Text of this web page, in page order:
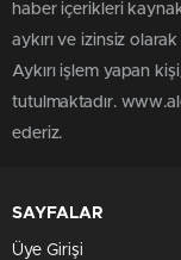
haber içerikleri
aykırı ve izinsiz
Aykırı işlem yapan
tutulmaktadır.
ederiz.
SAYFALAR
Üye Girişi